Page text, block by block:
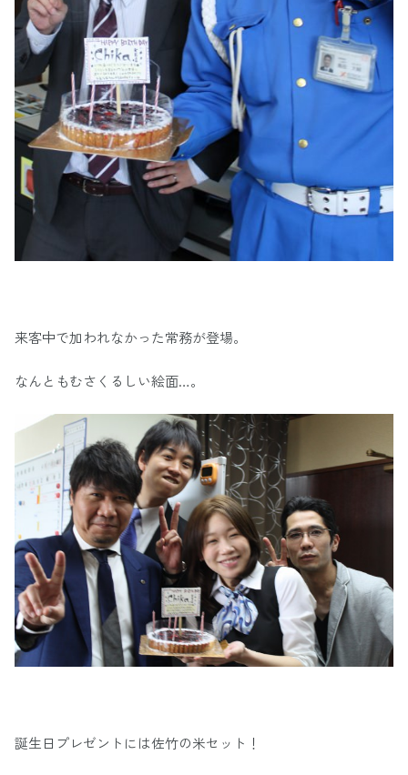
来客中で加われなかった常務が登場。
なんともむさくるしい絵面…。
誕生日プレゼントには佐竹の米セット！